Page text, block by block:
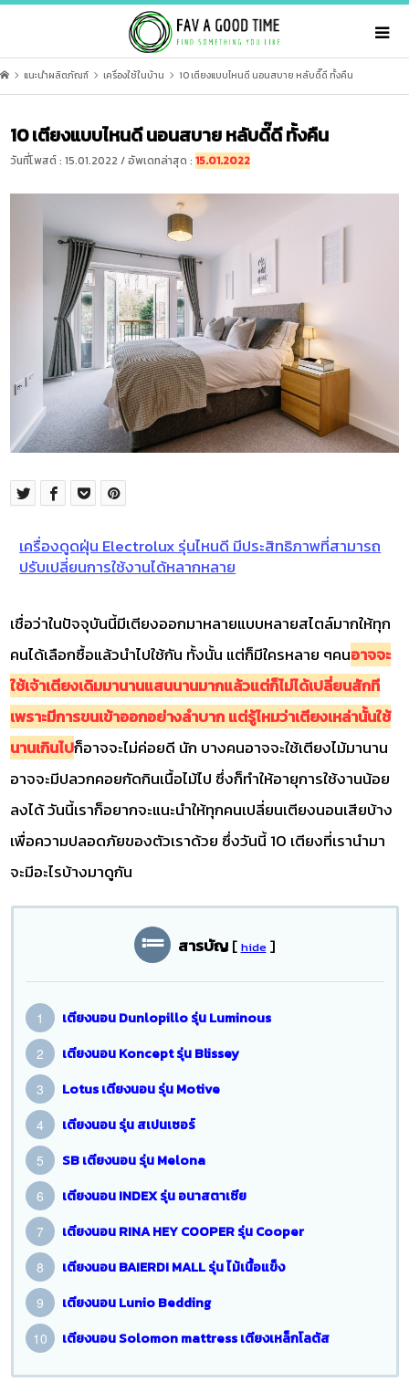
แนะนำผลิตภัณฑ์ เครื่องใช้ในบ้าน 10 เตียงแบบไหนดี นอนสบาย หลับดี๊ดี ทั้งคืน
10 เตียงแบบไหนดี นอนสบาย หลับดี๊ดี ทั้งคืน
วันที่โพสต์ : 15.01.2022 / อัพเดทล่าสุด :15.01.2022
เครื่องดูดฝุ่น Electrolux รุ่นไหนดี มีประสิทธิภาพที่สามารถ
ปรับเปลี่ยนการใช้งานได้หลากหลาย
เชื่อว่าในปัจจุบันนี้มีเตียงออกมาหลายแบบหลายสไตล์มากให้ทุก
คนได้เลือกซื้อแล้วนำไปใช้กัน ทั้งนั้น แต่ก็มีใครหลาย ๆคนอาจจะ
ใช้เจ้าเตียงเดิมมานานแสนนานมากแล้วแต่ก็ไม่ได้เปลี่ยนสักที
เพราะมีการขนเข้าออกอย่างลำบาก แต่รู้ไหมว่าเตียงเหล่านั้นใช้
นานเกินไปก็อาจจะไม่ค่อยดี นัก บางคนอาจจะใช้เตียงไม้มานาน
อาจจะมีปลวกคอยกัดกินเนื้อไม้ไป ซึ่งก็ทำให้อายุการใช้งานน้อย
ลงได้ วันนี้เราก็อยากจะแนะนำให้ทุกคนเปลี่ยนเตียงนอนเสียบ้าง
เพื่อความปลอดภัยของตัวเราด้วย ซึ่งวันนี้ 10 เตียงที่เรานำมา
จะมีอะไรบ้างมาดูกัน
สารบัญ [ hide ]
เตียงนอน Dunlopillo รุ่น Luminous
เตียงนอน Koncept รุ่น Blissey
Lotus เตียงนอน รุ่น Motive
เตียงนอน รุ่น สเปนเซอร์
SB เตียงนอน รุ่น Melona
เตียงนอน INDEX รุ่น อนาสตาเซีย
เตียงนอน RINA HEY COOPER รุ่น Cooper
เตียงนอน BAIERDI MALL รุ่น ไม้เนื้อแข็ง
เตียงนอน Lunio Bedding
เตียงนอน Solomon mattress เตียงเหล็กโลตัส